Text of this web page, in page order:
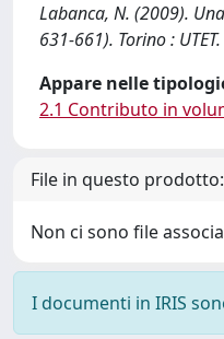
Labanca, N. (2009).
631-661). Torino : UTET.
Appare nelle
2.1 Contributo in
File in questo prodotto:
Non ci sono file
I documenti in IRIS